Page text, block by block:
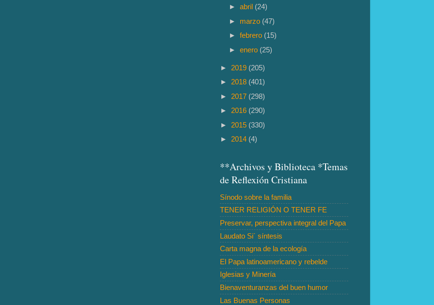
►abril (24)
► marzo (47)
►febrero (15)
►enero (25)
► 2019 (205)
► 2018 (401)
► 2017 (298)
► 2016 (290)
► 2015 (330)
► 2014 (4)
**Archivos y Biblioteca *Temas
de Reflexión Cristiana
Sínodo sobre la familia
TENER RELIGIÓN O TENER FE
Preservar, perspectiva integral del Papa
Laudato Si´ síntesis
Carta magna de la ecología
El Papa latinoamericano y rebelde
Iglesias y Minería
Bienaventuranzas del buen humor
Las Buenas Personas